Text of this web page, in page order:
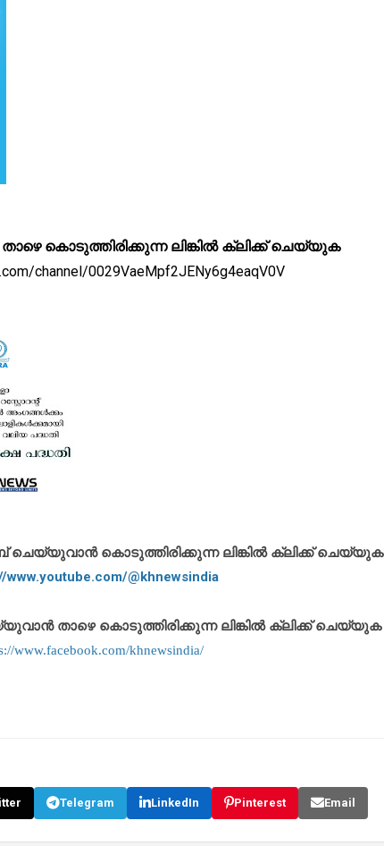
കൊടുത്തിരിക്കുന്ന ലിങ്കിൽ ക്ലിക്ക് ചെയ്യുക
channel/0029VaeMpf2JENy6g4eaqV0V
കൊടുത്തിരിക്കുന്ന ലിങ്കിൽ ക്ലിക്ക് ചെയ്യുക
www.youtube.com/@khnewsindia
താഴെ കൊടുത്തിരിക്കുന്ന ലിങ്കിൽ ക്ലിക്ക് ചെയ്യുക
www.facebook.com/khnewsindia/
Telegram LinkedIn Pinterest Email